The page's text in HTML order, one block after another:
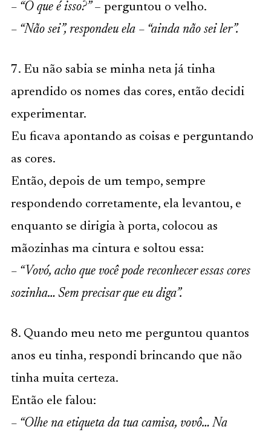
– “O que é isso?”– perguntou o velho.
– “Não sei”, respondeu ela – “ainda não sei ler”.
7. Eu não sabia se minha neta já tinha
aprendido os nomes das cores, então decidi
experimentar.
Eu ficava apontando as coisas e perguntando
as cores.
Então, depois de um tempo, sempre
respondendo corretamente, ela levantou, e
enquanto se dirigia à porta, colocou as
mãozinhas ma cintura e soltou essa:
– “Vovó, acho que você pode reconhecer essas cores
sozinha… Sem precisar que eu diga”.
8. Quando meu neto me perguntou quantos
anos eu tinha, respondi brincando que não
tinha muita certeza.
Então ele falou:
– “Olhe na etiqueta da tua camisa, vovô… Na